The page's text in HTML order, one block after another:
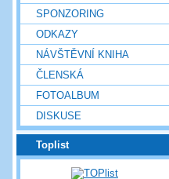
SPONZORING
ODKAZY
NÁVŠTĚVNÍ KNIHA
ČLENSKÁ
FOTOALBUM
DISKUSE
Toplist